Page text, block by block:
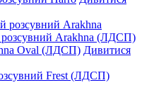
розсувний Arakhna
розсувний Arakhna (ЛДСП)
Oval (ЛДСП) Дивитися
Frest (ЛДСП)